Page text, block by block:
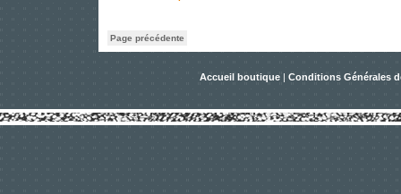
Page précédente
Accueil boutique | Conditions Générales